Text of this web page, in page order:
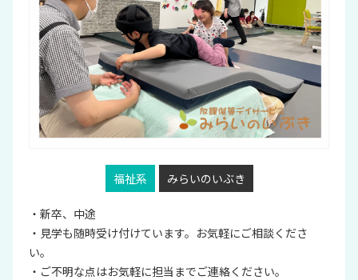
福祉系 みらいのいぶき
・新卒、中途
・見学も随時受け付けています。お気軽にご相談くださ
い。
・ご不明な点はお気軽に担当までご連絡ください。